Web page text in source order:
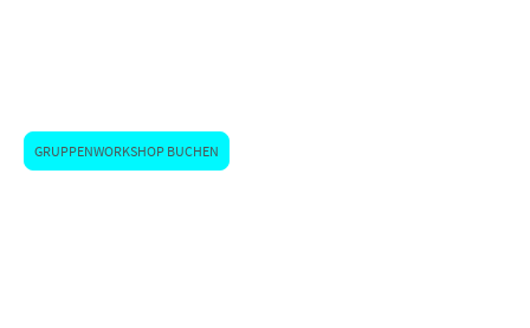
GRUPPENWORKSHOP BUCHEN